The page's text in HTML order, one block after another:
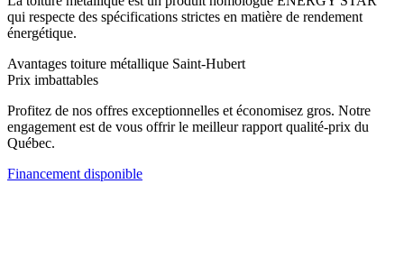
qui respecte des spécifications strictes en matière de rendement
énergétique.
Avantages toiture métallique Saint-Hubert
Prix imbattables
Profitez de nos offres exceptionnelles et économisez gros. Notre
engagement est de vous offrir le meilleur rapport qualité-prix du
Québec.
Financement disponible